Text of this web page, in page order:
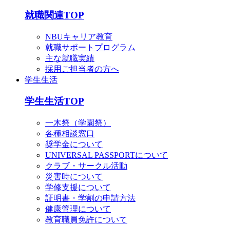
就職関連TOP
NBUキャリア教育
就職サポートプログラム
主な就職実績
採用ご担当者の方へ
学生生活
学生生活TOP
一木祭（学園祭）
各種相談窓口
奨学金について
UNIVERSAL PASSPORTについて
クラブ・サークル活動
災害時について
学修支援について
証明書・学割の申請方法
健康管理について
教育職員免許について